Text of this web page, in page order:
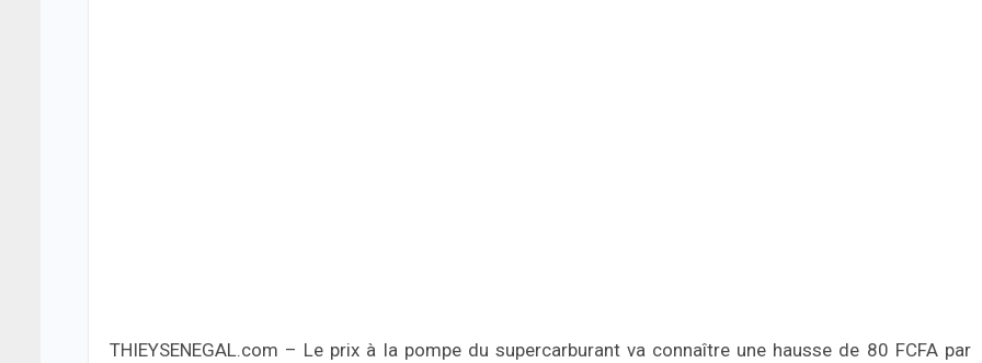
THIEYSENEGAL.com – Le prix à la pompe du supercarburant va connaître une hausse de 80 FCFA par